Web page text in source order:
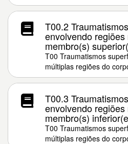
T00.2
envolvendo
membro(s)
T00 Traumatismos
múltiplas regiões do
T00.3
envolvendo
membro(s)
T00 Traumatismos
múltiplas regiões do